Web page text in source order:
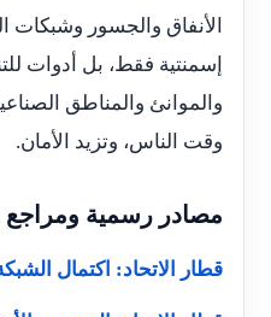
الأنفاق والجسور
إسمنتية فقط، بل أدوات
والموانئ والمناطق
وقت الناس، وتزيد الأمان.
مصادر رسمية ومراجع
قطار الاتحاد: اكتمال